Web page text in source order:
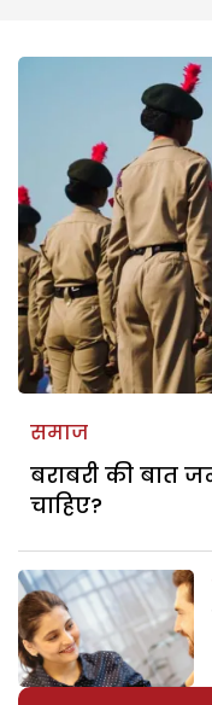
समाज
बराबरी की बात
चाहिए?